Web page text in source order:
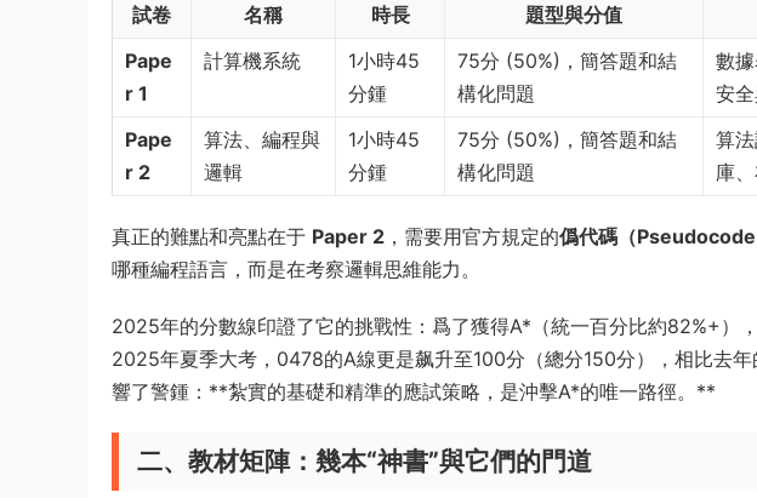
試卷 名稱 時長 題型與分值
Pape
r 1
計算機系統
1小時45
分鍾
75分 (50%)，簡答題和結
構化問題
數
安
Pape
r 2
算法、編程與
邏輯
1小時45
分鍾
75分 (50%)，簡答題和結
構化問題
算
庫
真正的難點和亮點在于 Paper 2 ，需要用官方規定的僞代碼（Pseudocode
哪種編程語言，而是在考察邏輯思維能力。
2025年的分數線印證了它的挑戰性：爲了獲得A*（統一百分比約82%+）
2025年夏季大考，0478的A線更是飙升至100分（總分150分），相比去
響了警鍾：**紮實的基礎和精準的應試策略，是沖擊A*的唯一路徑。**
二、教材矩陣：幾本“神書”與它們的門道